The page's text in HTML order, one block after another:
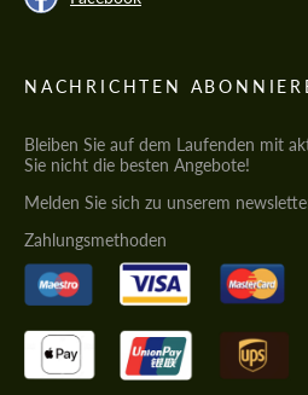
NACHRICHTEN
Bleiben Sie auf dem Laufenden mit
Sie nicht die besten Angebote!
Melden Sie sich zu unserem
Zahlungsmethoden